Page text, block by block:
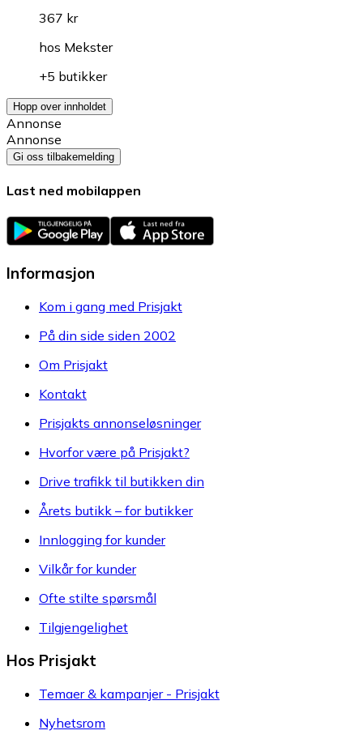
367 kr
hos Mekster
+5 butikker
Hopp over innholdet
Annonse
Annonse
Gi oss tilbakemelding
Last ned mobilappen
Informasjon
Kom i gang med Prisjakt
På din side siden 2002
Om Prisjakt
Kontakt
Prisjakts annonseløsninger
Hvorfor være på Prisjakt?
Drive trafikk til butikken din
Årets butikk – for butikker
Innlogging for kunder
Vilkår for kunder
Ofte stilte spørsmål
Tilgjengelighet
Hos Prisjakt
Temaer & kampanjer - Prisjakt
Nyhetsrom